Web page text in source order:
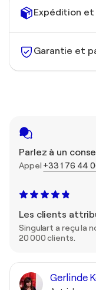
Expédition
Garantie et
Parlez à un
Appel +33 1 76 44
Les clients
Singulart a reçu la
20 000 clients.
Gerlinde